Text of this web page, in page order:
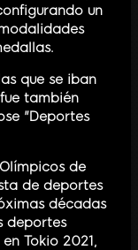
un
que se iban
también
"Deportes
de
de deportes
décadas
deportes
Tokio 2021,